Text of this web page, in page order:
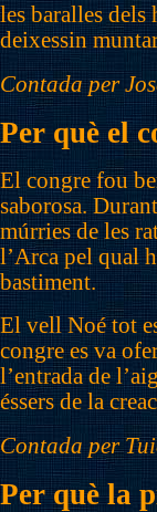
les baralles dels
deixessin
Contada per
Per què el
El congre fou
saborosa.
múrries de les
l’Arca pel qual
bastiment.
El vell Noé tot
congre es va
l’entrada de
éssers de la
Contada per
Per què la